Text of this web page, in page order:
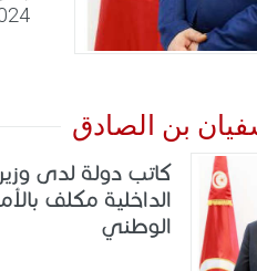
2024 تعيين خالد
بن الصادق
كاتب دولة لدى وزير
الداخلية مكلف
الوطني